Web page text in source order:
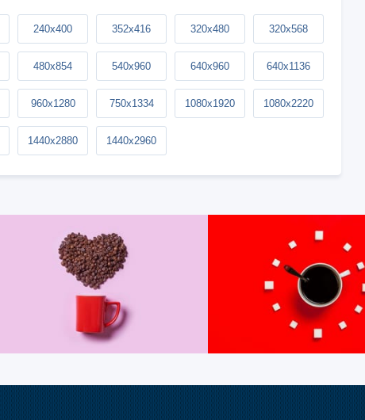
240x400 352x416 320x480 320x568
480x854 540x960 640x960 640x1136
960x1280 750x1334 1080x1920 1080x2220
1440x2880 1440x2960